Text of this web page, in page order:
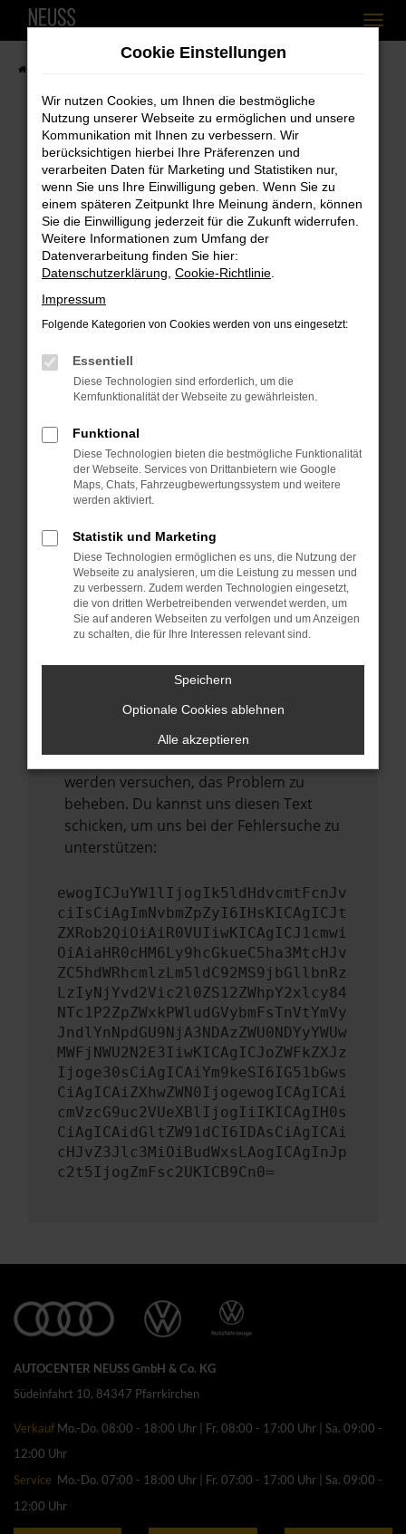
Zum
Fehler: Network Error
Beim Laden ist ein Fehler aufgetreten.
Hier sind ein paar Tipps, die dir helfen können:
Überprüfe deine Firewall und deine
Internetverbindung.
Laden andere Webseiten, zum Beispiel
deine Suchmaschine?
Manche Erweiterungen, wie Werbeblocker,
können das Laden bestimmter Seiten
anderen Browser oder in einem privaten
Fenster?
Starte dein Gerät neu.
Das kann manchmal helfen,
vorübergehende Probleme zu beheben.
Stelle sicher, dass dein Browser und dein
Betriebssystem auf dem neuesten Stand
sind.
Veraltete Software birgt nicht nur ein
Sicherheitsrisiko, sondern kann auch dazu
führen, dass bestimmte Funktionen nicht
mehr unterstützt werden.
Wende dich an den Webseitenbetreiber.
Wenn du alle oben genannten Schritte
versucht hast, kontaktiere uns bitte. Wir
werden versuchen, das Problem zu
beheben. Du kannst uns diesen Text
schicken, um uns bei der Fehlersuche zu
unterstützen:
ewogICJuYW1lIjogIk5ldHdvcmtFcnJv
ciIsCiAgImNvbmZpZyI6IHsKICAgICJt
ZXRob2QiOiAiR0VUIiwKICAgICJ1cmwi
OiAiaHR0cHM6Ly9hcGkueC5ha3MtcHJv
ZC5hdWRhcmlzLm5ldC92MS9jbGllbnRz
LzIyNjYvd2Vic2l0ZS12ZWhpY2xlcy84
NTc1P2ZpZWxkPWludGVybmFsTnVtYmVy
JndlYnNpdGU9NjA3NDAzZWU0NDYyYWUw
MWFjNWU2N2E3IiwKICAgICJoZWFkZXJz
Ijoge30sCiAgICAiYm9keSI6IG51bGws
CiAgICAiZXhwZWN0IjogewogICAgICAi
cmVzcG9uc2VUeXBlIjogIiIKICAgIH0s
CiAgICAidGltZW91dCI6IDAsCiAgICAi
cHJvZ3Jlc3MiOiBudWxsLAogICAgInJp
c2t5IjogZmFsc2UKICB9Cn0=
AUTOCENTER NEUSS GmbH & Co. KG
Südeinfahrt 10, 84347 Pfarrkirchen
Verkauf Mo.-Do. 08:00 - 18:00 Uhr | Fr. 08:00 - 17:00 Uhr | Sa. 09:00 -
12:00 Uhr
Service Mo.-Do. 07:00 - 18:00 Uhr | Fr. 07:00 - 17:00 Uhr | Sa. 09:00 -
12:00 Uhr
Cookie Einstellungen
Wir nutzen Cookies, um Ihnen die bestmögliche
Nutzung unserer Webseite zu ermöglichen und unsere
Kommunikation mit Ihnen zu verbessern. Wir
berücksichtigen hierbei Ihre Präferenzen und
verarbeiten Daten für Marketing und Statistiken nur,
wenn Sie uns Ihre Einwilligung geben. Wenn Sie zu
einem späteren Zeitpunkt Ihre Meinung ändern, können
Sie die Einwilligung jederzeit für die Zukunft widerrufen.
Weitere Informationen zum Umfang der
Datenverarbeitung finden Sie hier:
Datenschutzerklärung Cookie-Richtlinie
Impressum
Folgende Kategorien von Cookies werden von uns eingesetzt:
Essentiell
Diese Technologien sind erforderlich, um die
Kernfunktionalität der Webseite zu gewährleisten.
Funktional
Diese Technologien bieten die bestmögliche Funktionalität
der Webseite. Services von Drittanbietern wie Google
Maps, Chats, Fahrzeugbewertungssystem und weitere
werden aktiviert.
Statistik und Marketing
Diese Technologien ermöglichen es uns, die Nutzung der
Webseite zu analysieren, um die Leistung zu messen und
zu verbessern. Zudem werden Technologien eingesetzt,
die von dritten Werbetreibenden verwendet werden, um
Sie auf anderen Webseiten zu verfolgen und um Anzeigen
zu schalten, die für Ihre Interessen relevant sind.
Speichern
Optionale Cookies ablehnen
Alle akzeptieren